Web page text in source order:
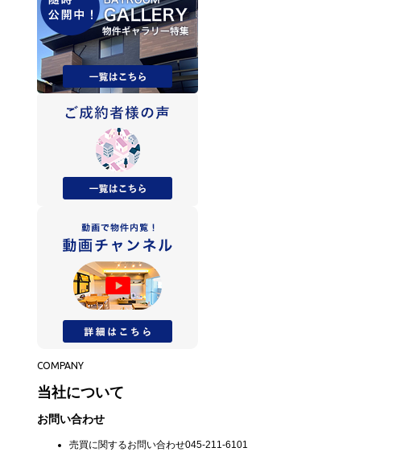
COMPANY
当社について
お問い合わせ
売買に関するお問い合わせ045-211-6101